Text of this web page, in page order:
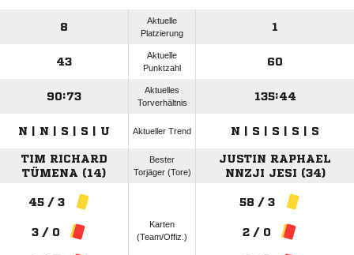
8
Aktuelle
Platzierung
1
43
Aktuelle
Punktzahl
60
90:73
Aktuelles
Torverhältnis
135:44
N | N | S | S | U Aktueller Trend N | S | S | S | S
TIM RICHARD
TÜMENA (14)
Bester
Torjäger (Tore)
JUSTIN RAPHAEL
NNZJI JESI (34)
45 / 3
3 / 0
Karten
(Team/Offiz.)
58 / 3
2 / 0